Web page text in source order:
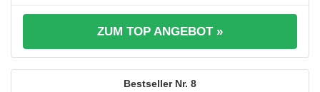
ZUM TOP ANGEBOT »
8